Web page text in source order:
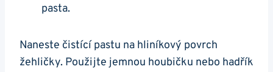
pasta.
Naneste⁢ čistící pastu na hliníkový povrch⁢
žehličky. Použijte jemnou‍ houbičku nebo hadřík